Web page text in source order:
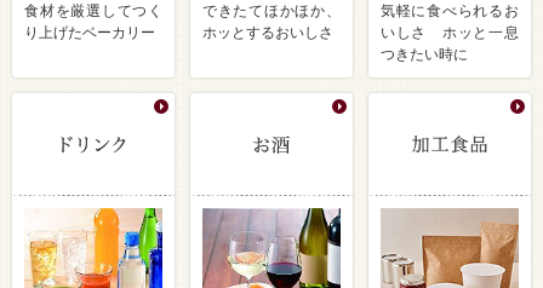
食材を厳選してつく
り上げたベーカリー
できたてほかほか、
ホッとするおいしさ
気軽に食べられるお
いしさ ホッと一息
つきたい時に